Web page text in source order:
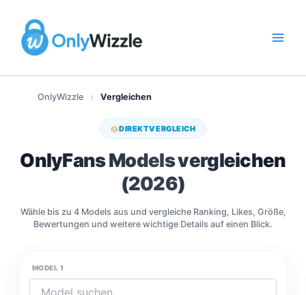
springen
OnlyWizzle Vergleichen
DIREKTVERGLEICH
OnlyFans Models vergleichen
(2026)
Wähle bis zu 4 Models aus und vergleiche Ranking, Likes, Größe,
Bewertungen und weitere wichtige Details auf einen Blick.
MODEL 1